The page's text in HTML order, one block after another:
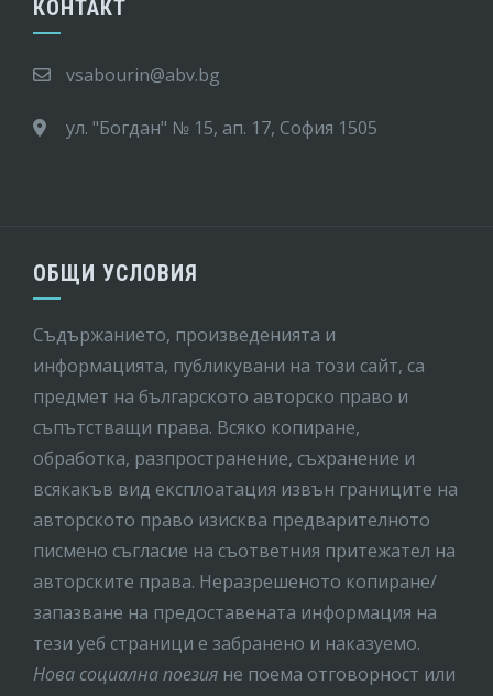
КОНТАКТ
vsabourin@abv.bg
ул. "Богдан" № 15, ап. 17, София 1505
ОБЩИ УСЛОВИЯ
Съдържанието, произведенията и
информацията, публикувани на този сайт, са
предмет на бългaрското авторско право и
съпътстващи права. Всяко копиране,
обработка, разпространение, съхранение и
всякакъв вид експлоатация извън границите на
авторското право изисква предварителното
писмено съгласие на съответния притежател на
авторските права. Неразрешеното копиране/
запазване на предоставената информация на
тези уеб страници е забранено и наказуемо.
Нова социална поезия не поема отговорност или